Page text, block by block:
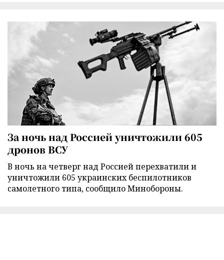
За ночь над Россией уничтожили 605
дронов ВСУ
В ночь на четверг над Россией перехватили и
уничтожили 605 украинских беспилотников
самолетного типа, сообщило Минобороны.